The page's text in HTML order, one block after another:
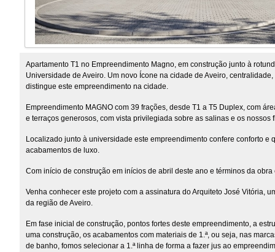
Apartamento T1 no Empreendimento Magno, em construção junto à
Universidade de Aveiro. Um novo Ícone na cidade de Aveiro,
distingue este empreendimento na cidade.
Empreendimento MAGNO com 39 frações, desde T1 a T5 Duplex, com
e terraços generosos, com vista privilegiada sobre as salinas e os nossos
Localizado junto à universidade este empreendimento confere conforto e
acabamentos de luxo.
Com início de construção em inícios de abril deste ano e términos da
Venha conhecer este projeto com a assinatura do Arquiteto José Vitória,
da região de Aveiro.
Em fase inicial de construção, pontos fortes deste empreendimento, a
uma construção, os acabamentos com materiais de 1.ª, ou seja, nas
de banho, fomos selecionar a 1.ª linha de forma a fazer jus ao